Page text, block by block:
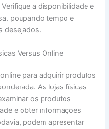
a disponibilidade e
poupando tempo e
desejados.
Versus Online
para adquirir produtos
As lojas físicas
os produtos
e obter informações
podem apresentar